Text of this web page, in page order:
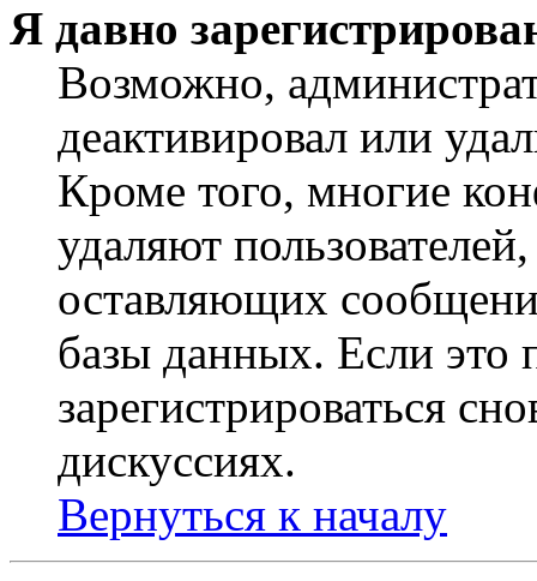
Я давно
Возможно,
деактивировал или
Кроме того, многие
удаляют
оставляющих
базы данных. Если это
зарегистрироваться
дискуссиях.
Вернуться к началу